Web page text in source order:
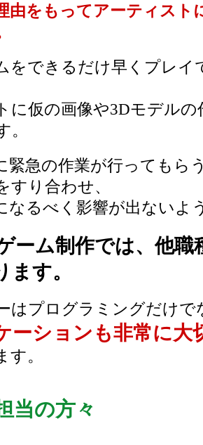
由をもってアーティスト
をできるだけ早くプレイ
に仮の画像や3Dモデル
。
緊急の作業が行ってもら
すり合わせ、
なるべく影響が出ないよ
ーム制作では、他職
ます。
はプログラミングだけで
ーションも非常に大
す。
当の方々